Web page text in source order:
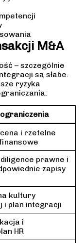
M&A
– szczególnie
są słabe.
ryzyka
i rzetelne
diligence prawne i
zapisy
kultury
i plan integracji
i
HR